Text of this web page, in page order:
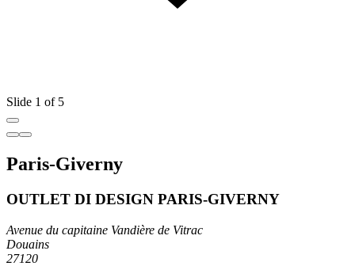
Slide 1 of 5
Paris-Giverny
OUTLET DI DESIGN PARIS-GIVERNY
Avenue du capitaine Vandière de Vitrac
Douains
27120